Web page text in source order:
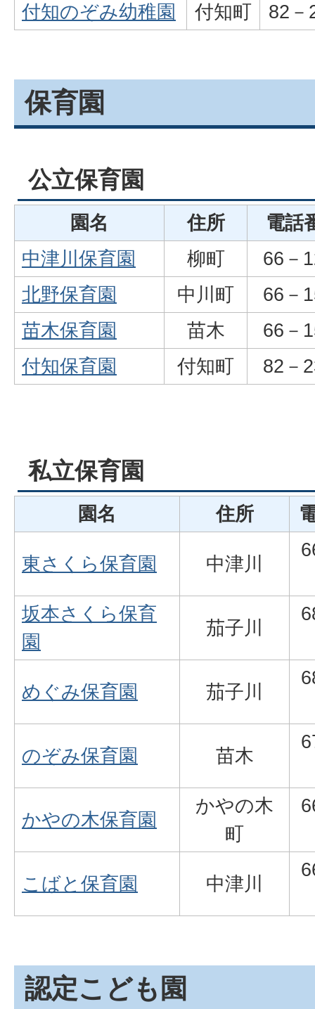
付知のぞみ幼稚園
付知町 82－
保育園
公立保育園
園名 住所
電話
中津川保育園
柳町
66－
北野保育園
中川町
66－
苗木保育園
苗木
66－
付知保育園
付知町 82－
私立保育園
園名 住所
東さくら保育園 中津川
坂本さくら保育
園
茄子川
めぐみ保育園 茄子川
のぞみ保育園 苗木
かやの木保育園
かやの木
町
こばと保育園 中津川
認定こども園